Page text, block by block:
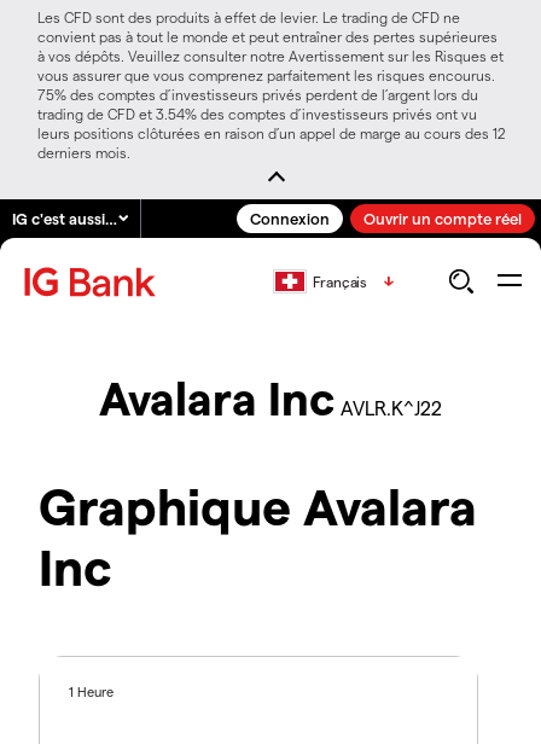
Les CFD sont des produits à effet de levier. Le trading de CFD ne
convient pas à tout le monde et peut entraîner des pertes supérieures
à vos dépôts. Veuillez consulter notre Avertissement sur les Risques et
vous assurer que vous comprenez parfaitement les risques encourus.
75% des comptes d’investisseurs privés perdent de l’argent lors du
trading de CFD et 3.54% des comptes d’investisseurs privés ont vu
leurs positions clôturées en raison d’un appel de marge au cours des 12
derniers mois.
IG c'est aussi… Connexion Ouvrir un compte réel
Français
Avalara Inc AVLR.K^J22
Graphique Avalara
Inc
1 Heure